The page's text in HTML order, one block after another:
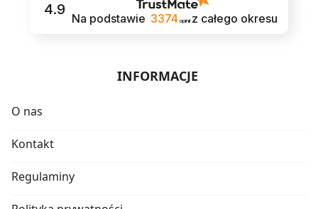
4.9
Na podstawie 3374 opinii z całego okresu
INFORMACJE
O nas
Kontakt
Regulaminy